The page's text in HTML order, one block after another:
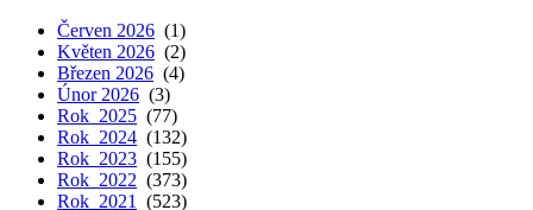
Červen 2026 (1)
Květen 2026 (2)
Březen 2026 (4)
Únor 2026 (3)
Rok 2025 (77)
Rok 2024 (132)
Rok 2023 (155)
Rok 2022 (373)
Rok 2021
(523)